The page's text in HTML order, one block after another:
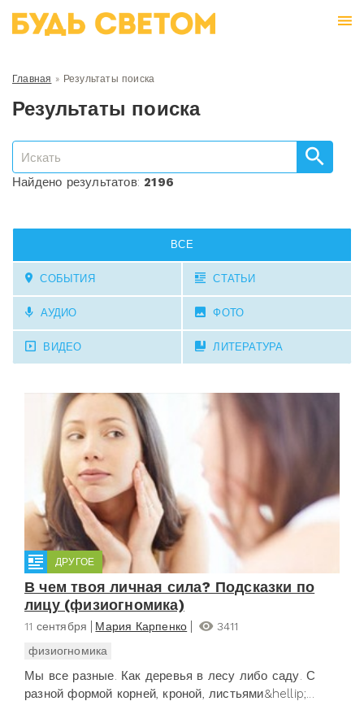
Главная » Результаты поиска
Результаты поиска
Найдено результатов: 2196
ВСЕ
СОБЫТИЯ СТАТЬИ
АУДИО ФОТО
ВИДЕО ЛИТЕРАТУРА
ДРУГОЕ
В чем твоя личная сила? Подсказки по
лицу (физиогномика)
11 сентября Мария Карпенко
3411
физиогномика
Мы все разные. Как деревья в лесу либо саду. С
разной формой корней, кроной, листьями&hellip;...